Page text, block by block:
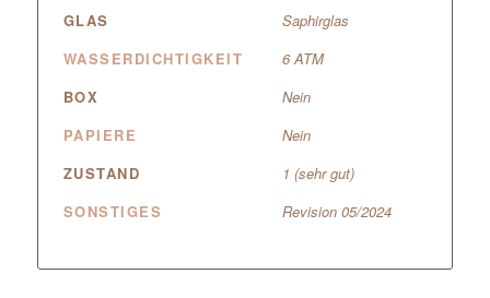
GLAS
Saphirglas
WASSERDICHTIGKEIT
6 ATM
BOX
Nein
PAPIERE
Nein
ZUSTAND
1 (sehr gut)
SONSTIGES
Revision 05/2024